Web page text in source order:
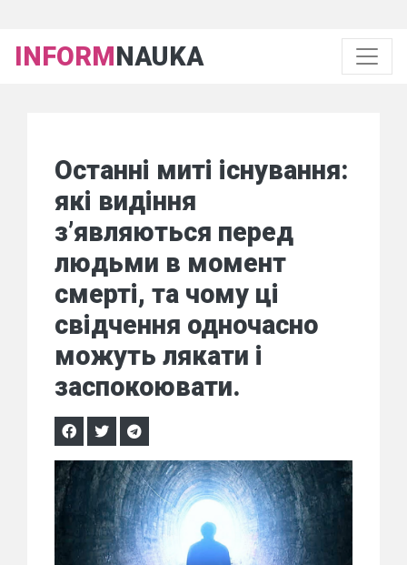
INFORMNAUKA
Останні миті існування:
які видіння
з’являються перед
людьми в момент
смерті, та чому ці
свідчення одночасно
можуть лякати і
заспокоювати.